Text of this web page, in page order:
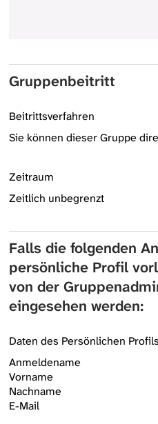
Gruppenbeitritt
Beitrittsverfahren
Sie können dieser Gruppe
Zeitraum
Zeitlich unbegrenzt
Falls die folgenden
persönliche Profil
von der
eingesehen werden:
Daten des Persönlichen Profils
Anmeldename
Vorname
Nachname
E-Mail